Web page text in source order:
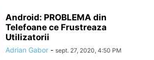
Android: PROBLEMA din
Telefoane ce Frustreaza
Utilizatorii
Adrian Gabor - sept. 27, 2020, 4:50 PM